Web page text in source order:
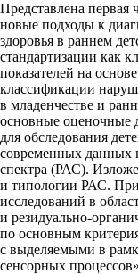
Представлена первая
новые подходы к
здоровья в раннем
стандартизации как
показателей на
классификации
в младенчестве и
основные оценочные
для обследования
современных данных
спектра (РАС).
и типологии РАС. При
исследований в
и резидуально-
по основным
с выделяемыми в
сенсорных